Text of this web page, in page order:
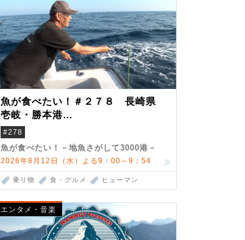
魚が食べたい！＃２７８ 長崎県
壱岐・勝本港
（クロマグロ）
#278
魚が食べたい！－地魚さがして3000港－
2026年8月12日（水）よる9：00～9：54
乗り物 食・グルメ ヒューマン
エンタメ・音楽